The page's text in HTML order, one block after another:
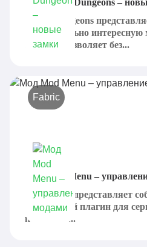
Мод Castle Dungeons –
Castle Dungeons
действительно
которая позволяет без...
Fabric
Мод Mod Menu –
Mod Menu представляет
интересный плагин для
позволяет...